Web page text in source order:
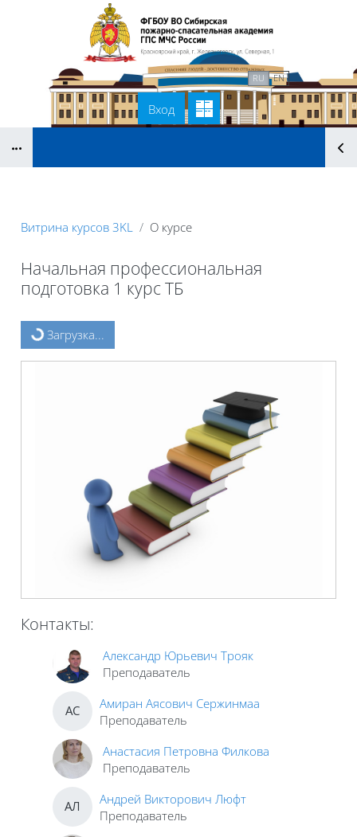
Перейти к основному содержанию
Вход
В начало Связаться с нами RU EN
Витрина курсов 3KL О курсе
Начальная профессиональная
подготовка 1 курс ТБ
Блоки
Загрузка...
Контакты:
Александр Юрьевич Трояк
Преподаватель
АС
Амиран Аясович Сержинмаа
Преподаватель
Анастасия Петровна Филкова
Преподаватель
АЛ
Андрей Викторович Люфт
Преподаватель